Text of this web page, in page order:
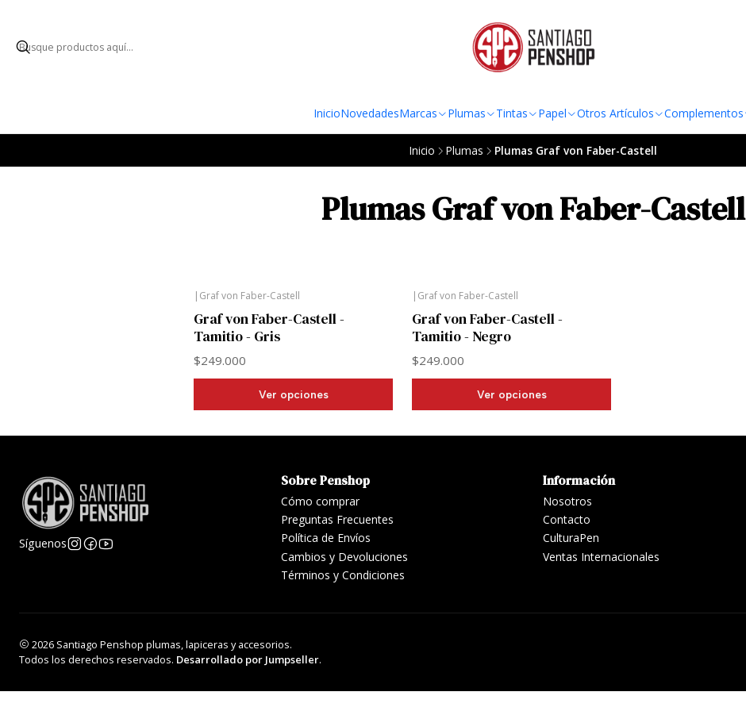
InicioNovedadesMarcas Plumas Tintas Papel Otros Artículos Complementos
Inicio Plumas Plumas Graf von Faber-Castell
Plumas Graf von Faber-Castell
| Graf von Faber-Castell
Graf von Faber-Castell -
Tamitio - Gris
$249.000
Ver opciones
| Graf von Faber-Castell
Graf von Faber-Castell -
Tamitio - Negro
$249.000
Ver opciones
Síguenos
Sobre Penshop
Cómo comprar
Preguntas Frecuentes
Política de Envíos
Cambios y Devoluciones
Términos y Condiciones
Información
Nosotros
Contacto
CulturaPen
Ventas Internacionales
2026 Santiago Penshop plumas, lapiceras y accesorios.
Todos los derechos reservados. Desarrollado por Jumpseller.